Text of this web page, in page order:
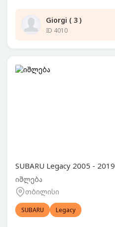
Giorgi ( 3 )
ID 4010
SUBARU Legacy 2005 - 2019
იშლება
თბილისი
SUBARU Legacy